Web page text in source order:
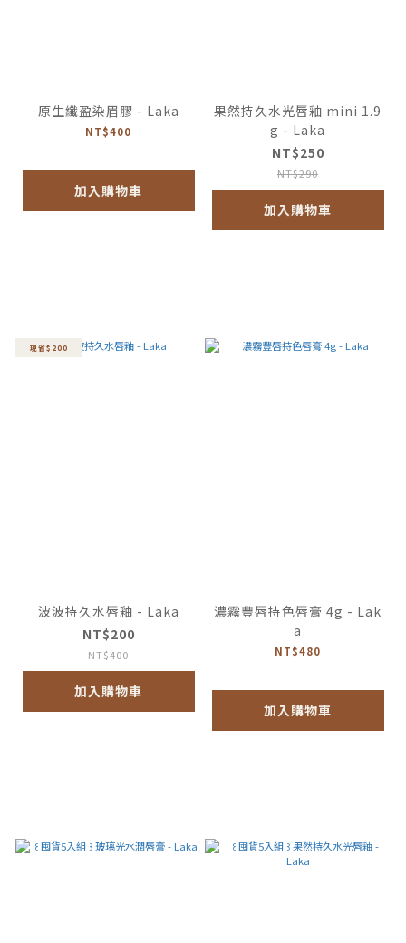
原生纖盈染眉膠 - Laka
NT$400
加入購物車
果然持久水光唇釉 mini 1.9
g - Laka
NT$250
NT$290
加入購物車
現省$200
波波持久水唇釉 - Laka
NT$200
NT$400
加入購物車
濃霧豐唇持色唇膏 4g - Lak
a
NT$480
加入購物車